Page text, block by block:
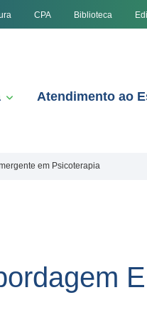
CPA Biblioteca
Atendimento ao
em Psicoterapia